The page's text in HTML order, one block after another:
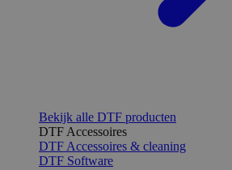
Bekijk alle DTF producten
DTF Accessoires
DTF Accessoires & cleaning
DTF Software